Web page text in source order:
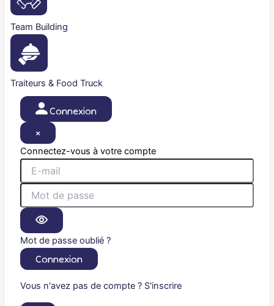
Team Building
Traiteurs & Food Truck
Connexion
×
Connectez-vous à votre compte
Mot de passe oublié ?
Connexion
Vous n'avez pas de compte ? S'inscrire